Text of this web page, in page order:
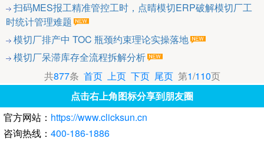
扫码MES报工精准管控工时，点晴模切ERP破解模切厂工
时统计管理难题
模切厂排产中 TOC 瓶颈约束理论实操落地
模切厂呆滞库存全流程拆解分析
共877条 首页 上页 下页 尾页第1/110页
点击右上角图标分享到朋友圈
官方网站： https://www.clicksun.cn
咨询热线： 400-186-1886